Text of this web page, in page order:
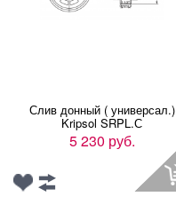
Слив донный ( универсал.)
Kripsol SRPL.С
5 230 руб.